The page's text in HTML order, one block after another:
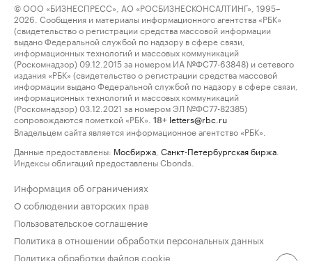
© ООО «БИЗНЕСПРЕСС», АО «РОСБИЗНЕСКОНСАЛТИНГ», 1995–
2026. Сообщения и материалы информационного агентства «РБК»
(свидетельство о регистрации средства массовой информации
выдано Федеральной службой по надзору в сфере связи,
информационных технологий и массовых коммуникаций
(Роскомнадзор) 09.12.2015 за номером ИА №ФС77-63848) и сетевого
издания «РБК» (свидетельство о регистрации средства массовой
информации выдано Федеральной службой по надзору в сфере связи,
информационных технологий и массовых коммуникаций
(Роскомнадзор) 03.12.2021 за номером ЭЛ №ФС77-82385)
сопровождаются пометкой «РБК».
18+ letters@rbc.ru
Владельцем сайта является информационное агентство «РБК».
Данные предоставлены: Мосбиржа Санкт-Петербургская биржа
Индексы облигаций предоставлены Cbonds.
Информация об ограничениях
О соблюдении авторских прав
Пользовательское соглашение
Политика в отношении обработки персональных данных
Политика обработки файлов cookie